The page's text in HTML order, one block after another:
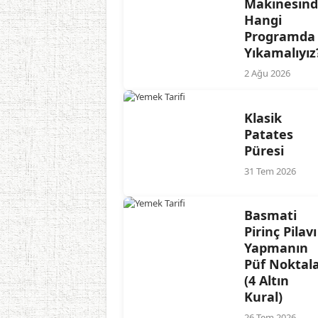
Hangi
Programda
2 Ağu 2026
Klasik
Patates
Püresi
31 Tem 2026
Basmati
Pirinç Pilavı
Yapmanın
Püf
(4 Altın
Kural)